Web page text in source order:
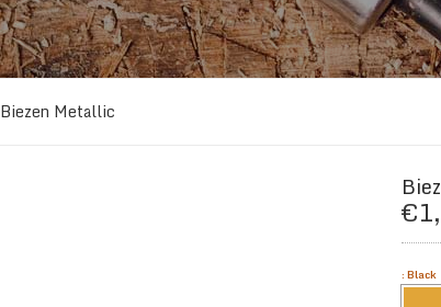
Biezen Metallic
€
:Black